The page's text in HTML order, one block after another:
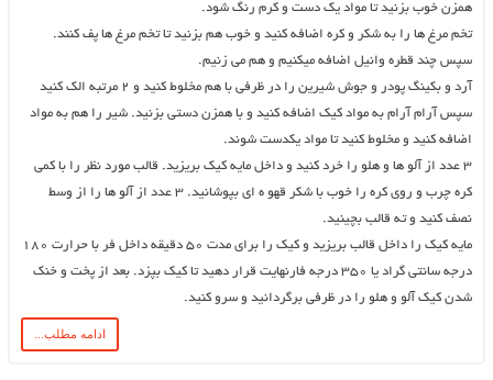
همزن خوب بزنید تا مواد یک دست و کرم رنگ شود.
تخم مرغ ها را به شکر و کره اضافه کنید و خوب هم بزنید تا تخم مرغ ها پف کنند.
سپس چند قطره وانیل اضافه میکنیم و هم می زنیم.
آرد و بکینگ پودر و جوش شیرین را در ظرفی با هم مخلوط کنید و 2 مرتبه الک کنید
سپس آرام آرام به مواد کیک اضافه کنید و با همزن دستی بزنید. شیر را هم به مواد
اضافه کنید و مخلوط کنید تا مواد یکدست شوند.
3 عدد از آلو ها و هلو را خرد کنید و داخل مایه کیک بریزید. قالب مورد نظر را با کمى
کره چرب و روى کره را خوب با شکر قهو ه اى بپوشانید. 3 عدد از آلو ها را از وسط
نصف کنید و ته قالب بچینید.
مایه کیک را داخل قالب بریزید و کیک را برای مدت 50 دقیقه داخل فر با حرارت 180
درجه سانتی گراد یا 350 درجه فارنهایت قرار دهید تا کیک بپزد. بعد از پخت و خنک
شدن کیک آلو و هلو را در ظرفی برگردانید و سرو کنید.
ادامه مطلب...